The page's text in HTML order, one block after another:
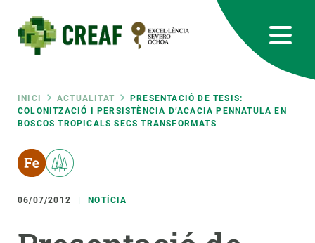
contingut
Fil
d'ariadna
INICI ACTUALITAT
PRESENTACIÓ DE TESIS:
COLONITZACIÓ I PERSISTÈNCIA D’ACACIA PENNATULA EN
BOSCOS TROPICALS SECS TRANSFORMATS
06/07/2012 NOTÍCIA
RRSS
Featured
responsive
Responsive